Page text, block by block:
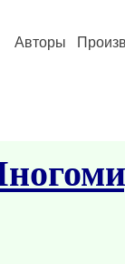
Авторы